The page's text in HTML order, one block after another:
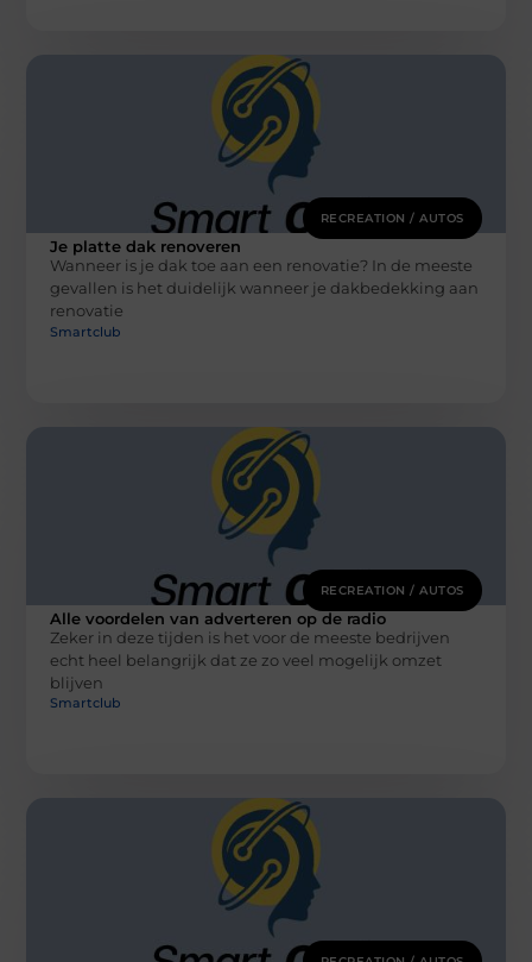
RECREATION / AUTOS
Je platte dak renoveren
Wanneer is je dak toe aan een renovatie? In de meeste
gevallen is het duidelijk wanneer je dakbedekking aan
renovatie
Smartclub
RECREATION / AUTOS
Alle voordelen van adverteren op de radio
Zeker in deze tijden is het voor de meeste bedrijven
echt heel belangrijk dat ze zo veel mogelijk omzet
blijven
Smartclub